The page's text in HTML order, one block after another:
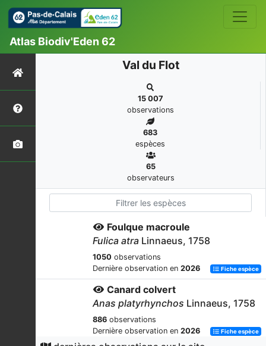
Atlas Biodiv'Eden 62
Val du Flot
15 007
observations
683
espèces
65
observateurs
Foulque macroule
Fulica atra Linnaeus, 1758
1050 observations
Dernière observation en 2026 Fiche espèce
Canard colvert
Anas platyrhynchos Linnaeus, 1758
886 observations
Dernière observation en 2026 Fiche espèce